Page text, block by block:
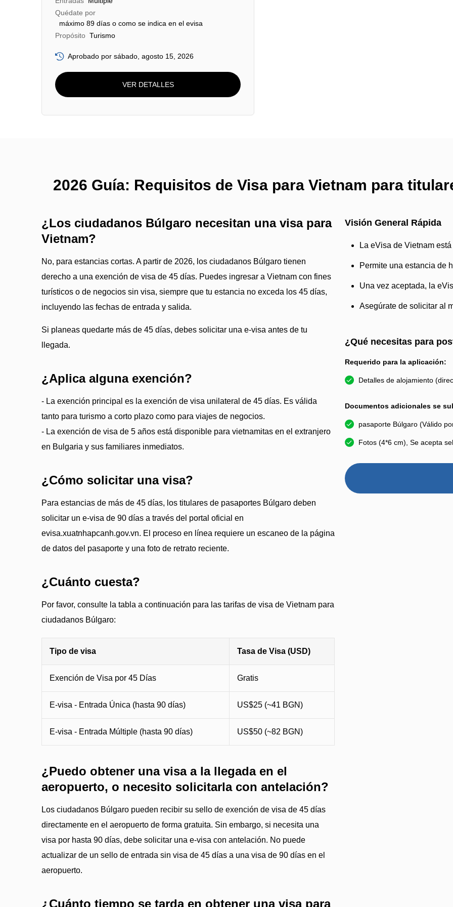
Quédate por
máximo 89 días o como se indica en el evisa
Propósito Turismo
Aprobado por sábado, agosto 15, 2026
VER DETALLES
2026 Guía: Requisitos de Visa para Vietnam para
¿Los ciudadanos Búlgaro necesitan una visa para
Vietnam?
No, para estancias cortas. A partir de 2026, los ciudadanos Búlgaro tienen
derecho a una exención de visa de 45 días. Puedes ingresar a Vietnam con fines
turísticos o de negocios sin visa, siempre que tu estancia no exceda los 45 días,
incluyendo las fechas de entrada y salida.
Si planeas quedarte más de 45 días, debes solicitar una e-visa antes de tu
llegada.
¿Aplica alguna exención?
- La exención principal es la exención de visa unilateral de 45 días. Es válida
tanto para turismo a corto plazo como para viajes de negocios.
- La exención de visa de 5 años está disponible para vietnamitas en el extranjero
en Bulgaria y sus familiares inmediatos.
¿Cómo solicitar una visa?
Para estancias de más de 45 días, los titulares de pasaportes Búlgaro deben
solicitar un e-visa de 90 días a través del portal oficial en
evisa.xuatnhapcanh.gov.vn. El proceso en línea requiere un escaneo de la página
de datos del pasaporte y una foto de retrato reciente.
¿Cuánto cuesta?
Por favor, consulte la tabla a continuación para las tarifas de visa de Vietnam para
ciudadanos Búlgaro:
Tipo de visa Tasa de Visa (USD)
Exención de Visa por 45 Días Gratis
E-visa - Entrada Única (hasta 90 días) US$25 (~41 BGN)
E-visa - Entrada Múltiple (hasta 90 días) US$50 (~82 BGN)
¿Puedo obtener una visa a la llegada en el
aeropuerto, o necesito solicitarla con antelación?
Los ciudadanos Búlgaro pueden recibir su sello de exención de visa de 45 días
directamente en el aeropuerto de forma gratuita. Sin embargo, si necesita una
visa por hasta 90 días, debe solicitar una e-visa con antelación. No puede
actualizar de un sello de entrada sin visa de 45 días a una visa de 90 días en el
aeropuerto.
¿Cuánto tiempo se tarda en obtener una visa para
Visión General Rápida
La eVisa de Vietnam
Permite una estancia de
Una vez aceptada, la
Asegúrate de solicitar al
¿Qué necesitas para
Requerido para la aplicación:
Detalles de alojamiento
Documentos adicionales se
pasaporte Búlgaro (Válido
Fotos (4*6 cm), Se acepta